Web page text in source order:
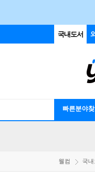
국내도서
빠른분야찾
웰컴 국내